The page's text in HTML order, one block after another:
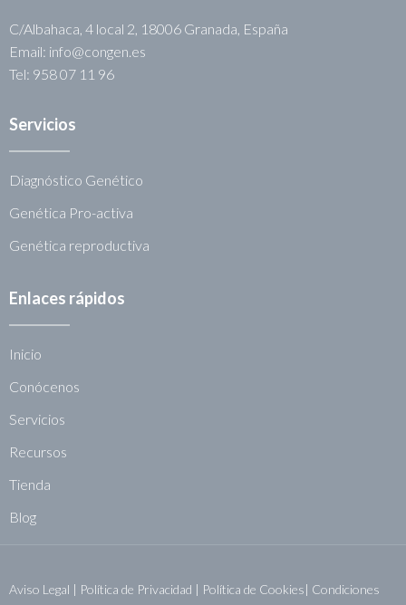
C/Albahaca, 4 local 2, 18006 Granada, España
Email: info@congen.es
Tel: 958 07 11 96
Servicios
Diagnóstico Genético
Genética Pro-activa
Genética reproductiva
Enlaces rápidos
Inicio
Conócenos
Servicios
Recursos
Tienda
Blog
Aviso Legal Política de Privacidad Política de Cookies| Condiciones